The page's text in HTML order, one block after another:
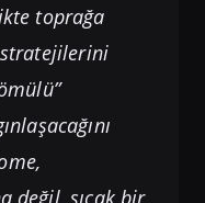
toprağa